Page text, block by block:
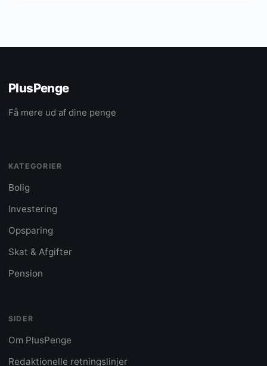
PlusPenge
Få mere ud af dine penge
KATEGORIER
Bolig
Investering
Opsparing
Skat & Afgifter
Pension
SIDER
Om PlusPenge
Redaktionelle retningslinjer